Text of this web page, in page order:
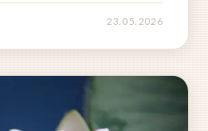
Nebylo to jen obyčejné23. 05. 2026